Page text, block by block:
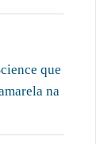
que
na